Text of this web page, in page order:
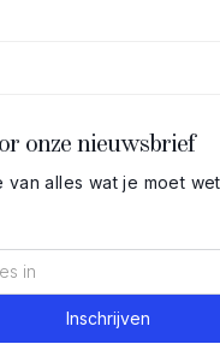
onze nieuwsbrief
alles wat je moet